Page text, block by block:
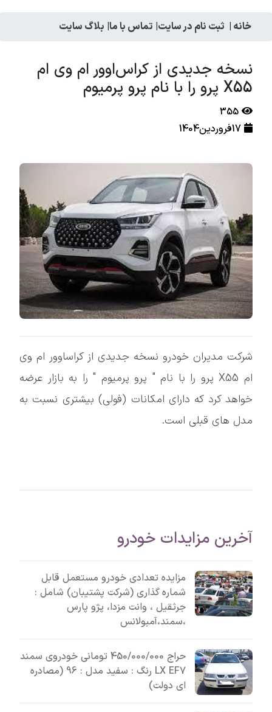
خانه | ثبت نام در سایت| تماس با ما| بلاگ سایت
نسخه جدیدی از کراس‌اوور ام‌ وی‌ ام
X55 پرو را با نام پرو پرمیوم
355
17فروردین1404
شرکت مدیران خودرو نسخه جدیدی از کراساوور ام وی
ام X55 پرو را با نام " پرو پرمیوم " را به بازار عرضه
خواهد کرد که دارای امکانات (فولی) بیشتری نسبت به
مدل های قبلی است.​
آخرین مزایدات خودرو
مزایده تعدادی خودرو مستعمل قابل
شماره گذاری (شرکت پشتیبان) شامل :
جرثقیل ، وانت مزدا، پژو پارس
،سمند،آمبولانس
حراج 450/000/000 تومانی خودروی سمند
LX EF7 رنگ : سفید مدل : 96 (مصادره
ای دولت)